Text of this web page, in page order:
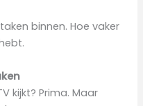
binnen. Hoe vaker
kijkt? Prima. Maar